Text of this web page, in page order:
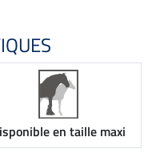
en taille maxi